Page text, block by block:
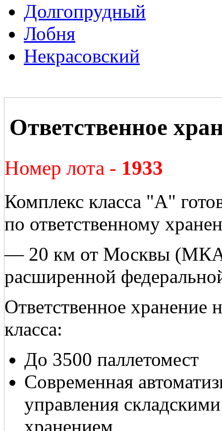
Долгопрудный
Лобня
Некрасовский
Ответственное
Номер лота - 1933
Комплекс класса "А"
по ответственному
— 20 км от Москвы
расширенной
Ответственное хранение
класса:
До 3500 паллетомест
Современная
управления
хранением